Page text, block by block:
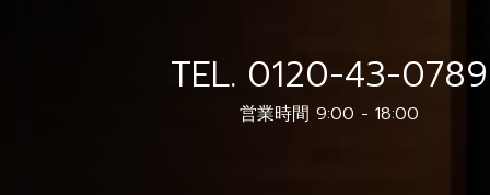
TEL. 0120-43-0789
営業時間 9:00 - 18:00